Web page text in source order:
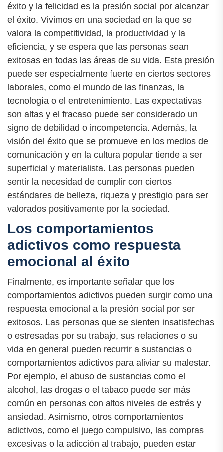
éxito y la felicidad es la presión social por alcanzar
el éxito. Vivimos en una sociedad en la que se
valora la competitividad, la productividad y la
eficiencia, y se espera que las personas sean
exitosas en todas las áreas de su vida. Esta presión
puede ser especialmente fuerte en ciertos sectores
laborales, como el mundo de las finanzas, la
tecnología o el entretenimiento. Las expectativas
son altas y el fracaso puede ser considerado un
signo de debilidad o incompetencia. Además, la
visión del éxito que se promueve en los medios de
comunicación y en la cultura popular tiende a ser
superficial y materialista. Las personas pueden
sentir la necesidad de cumplir con ciertos
estándares de belleza, riqueza y prestigio para ser
valorados positivamente por la sociedad.
Los comportamientos
adictivos como respuesta
emocional al éxito
Finalmente, es importante señalar que los
comportamientos adictivos pueden surgir como una
respuesta emocional a la presión social por ser
exitosos. Las personas que se sienten insatisfechas
o estresadas por su trabajo, sus relaciones o su
vida en general pueden recurrir a sustancias o
comportamientos adictivos para aliviar su malestar.
Por ejemplo, el abuso de sustancias como el
alcohol, las drogas o el tabaco puede ser más
común en personas con altos niveles de estrés y
ansiedad. Asimismo, otros comportamientos
adictivos, como el juego compulsivo, las compras
excesivas o la adicción al trabajo, pueden estar